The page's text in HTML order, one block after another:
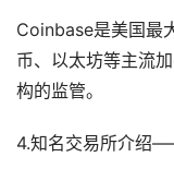
Coinbase是美国最
币、以太坊等主流
构的监管。
4.知名交易所介绍